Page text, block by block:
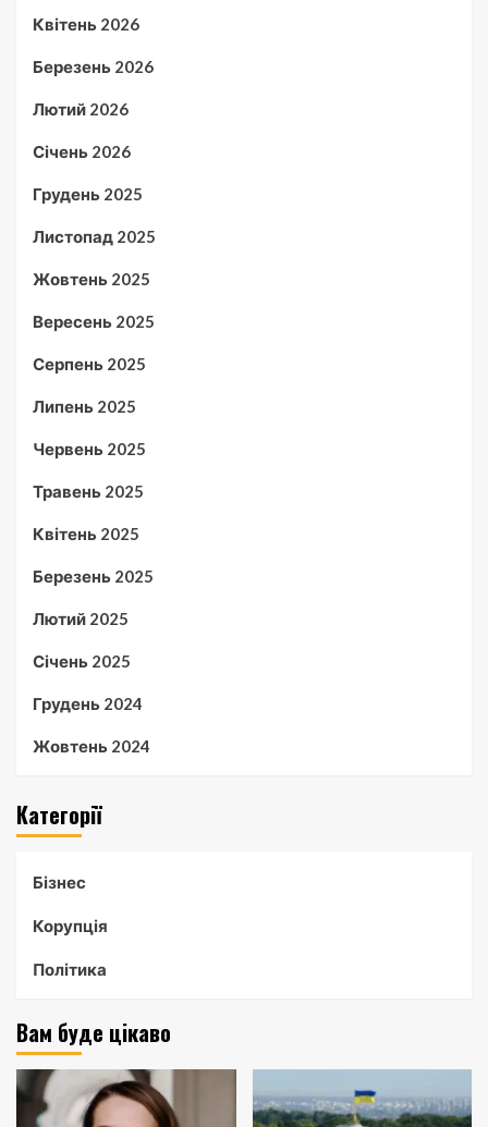
Квітень 2026
Березень 2026
Лютий 2026
Січень 2026
Грудень 2025
Листопад 2025
Жовтень 2025
Вересень 2025
Серпень 2025
Липень 2025
Червень 2025
Травень 2025
Квітень 2025
Березень 2025
Лютий 2025
Січень 2025
Грудень 2024
Жовтень 2024
Категорії
Бізнес
Корупція
Політика
Вам буде цікаво